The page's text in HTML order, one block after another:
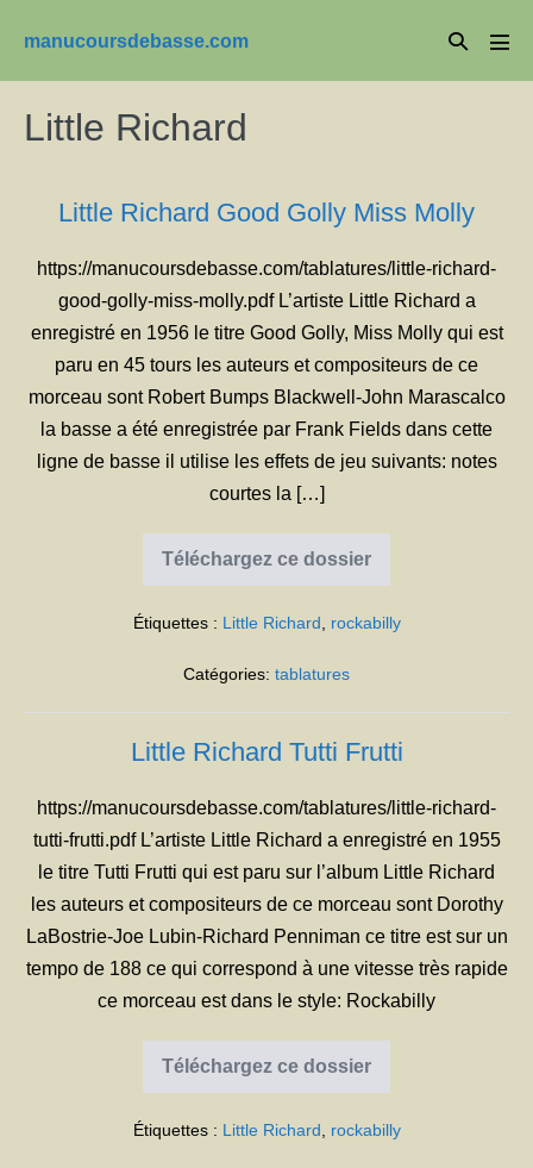
contenu
manucoursdebasse.com
Basculer
le
Little Richard
Little Richard Good Golly Miss Molly
https://manucoursdebasse.com/tablatures/little-richard-
good-golly-miss-molly.pdf L’artiste Little Richard a
enregistré en 1956 le titre Good Golly, Miss Molly qui est
paru en 45 tours les auteurs et compositeurs de ce
morceau sont Robert Bumps Blackwell-John Marascalco
la basse a été enregistrée par Frank Fields dans cette
ligne de basse il utilise les effets de jeu suivants: notes
courtes la […]
Téléchargez ce dossier
Little
Richard
Golly
Étiquettes : Little Richard, rockabilly
Catégories: tablatures
Little Richard Tutti Frutti
https://manucoursdebasse.com/tablatures/little-richard-
tutti-frutti.pdf L’artiste Little Richard a enregistré en 1955
le titre Tutti Frutti qui est paru sur l’album Little Richard
les auteurs et compositeurs de ce morceau sont Dorothy
LaBostrie-Joe Lubin-Richard Penniman ce titre est sur un
tempo de 188 ce qui correspond à une vitesse très rapide
ce morceau est dans le style: Rockabilly
Téléchargez ce dossier
Little
Richard
Frutti
Étiquettes : Little Richard, rockabilly